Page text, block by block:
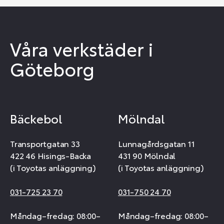
Våra verkstäder i
Göteborg
Bäckebol
Transportgatan 33
422 46 Hisings-Backa
(i Toyotas anläggning)
031-725 23 70
Måndag–fredag: 08:00–
Mölndal
Lunnagårdsgatan 11
431 90 Mölndal
(i Toyotas anläggning)
031-750 24 70
Måndag–fredag: 08:00–